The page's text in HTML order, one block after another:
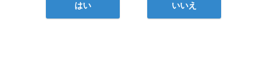
はい いいえ